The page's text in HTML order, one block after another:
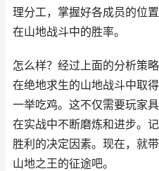
理分工，掌握好各成员的位
在山地战斗中的胜率。
怎么样？经过上面的分析策
在绝地求生的山地战斗中取
一举吃鸡。这不仅需要玩家
在实战中不断磨炼和进步。
胜利的决定因素。现在，就
山地之王的征途吧。